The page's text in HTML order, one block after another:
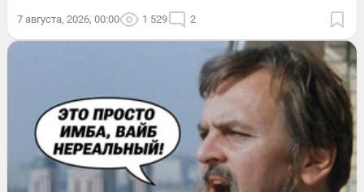
7 августа, 2026, 00:00 1 529 2